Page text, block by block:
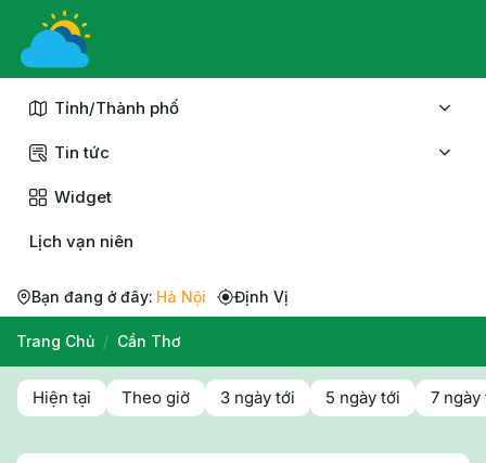
Chuyển
nội
Tỉnh/Thành phố
Tin tức
Widget
Lịch vạn niên
Bạn đang ở đây: Hà Nội Định Vị
Trang Chủ / Cần Thơ
Hiện tại Theo giờ 3 ngày tới 5 ngày tới 7 ngày